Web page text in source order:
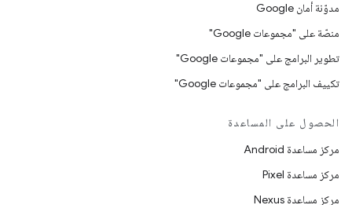
مدوّنة أمان Google
منصّة على "مجموعات Google"
تطوير البرامج على "مجموعات Google"
تكييف البرامج على "مجموعات Google"
الحصول على المساعدة
مركز مساعدة Android
مركز مساعدة Pixel
مركز مساعدة Nexus